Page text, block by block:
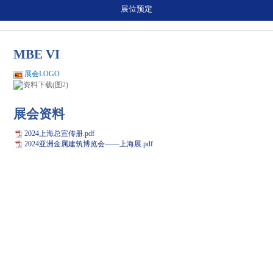
展位预定
MBE VI
展会LOGO
展会资料
2024上海总宣传册.pdf
2024亚洲金属建筑博览会——上海展.pdf